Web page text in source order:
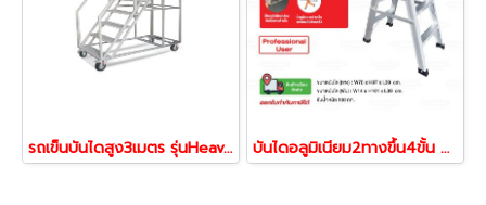
รถเข็นบันไดสูง3เมตร รุ่นHeavy บันไดติดล้อ บันไดเหล็ก บันไดเติมสินค้า Happy Move บันไดอลูมิเนียม2ทางขึ้น4ขั้น บันไดช่าง บันไดขึ้น2ทาง Happy Move 52192